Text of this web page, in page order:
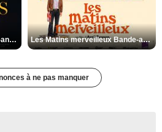
Les Silences de Riyad Bande-annonce VO STFR Les Matins merveilleux Bande-annonce VF
à ne pas manquer